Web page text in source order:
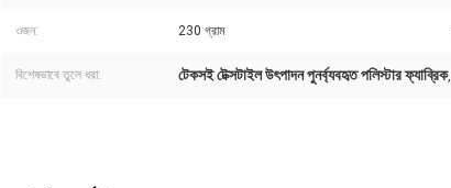
ওজন: 230 গ্রাম
বিশেষভাবে তুলে ধরা: টেকসই টেক্সটাইল উৎপাদন পুনর্ব্যবহৃত পলিস্টার ফ্যাব্রিক,